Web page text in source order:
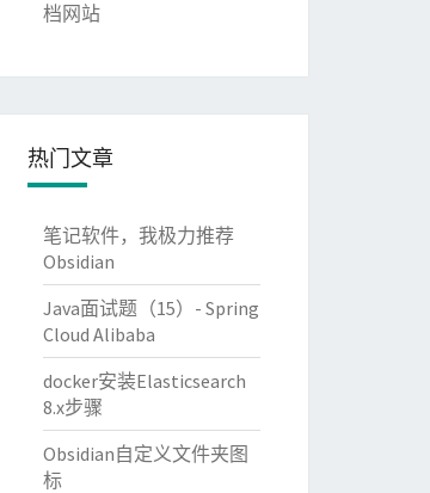
档网站
热门文章
笔记软件，我极力推荐
Obsidian
Java面试题（15）- Spring
Cloud Alibaba
docker安装Elasticsearch
8.x步骤
Obsidian自定义文件夹图
标